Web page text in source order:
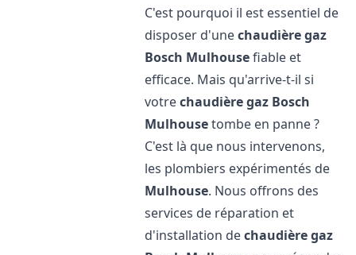
C'est pourquoi il est essentiel de
disposer d'unechaudière gaz
Bosch Mulhousefiable et
efficace. Mais qu'arrive-t-il si
votrechaudière gaz Bosch
Mulhousetombe en panne ?
C'est là que nous intervenons,
les plombiers expérimentés de
Mulhouse. Nous offrons des
services de réparation et
d'installation dechaudière gaz